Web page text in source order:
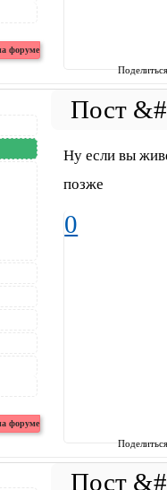
Ну если вы
позже
0